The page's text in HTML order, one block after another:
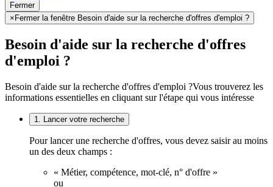
Fermer
× Fermer la fenêtre Besoin d'aide sur la recherche d'offres d'emploi ?
Besoin d'aide sur la recherche d'offres
d'emploi ?
Besoin d'aide sur la recherche d'offres d'emploi ?Vous trouverez les
informations essentielles en cliquant sur l'étape qui vous intéresse
1. Lancer votre recherche
Pour lancer une recherche d'offres, vous devez saisir au moins
un des deux champs :
« Métier, compétence, mot-clé, n° d'offre »
ou